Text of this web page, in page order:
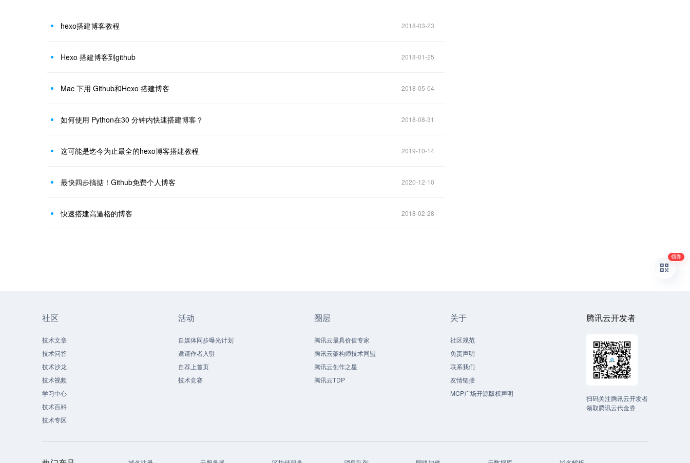
hexo搭建博客教程 2018-03-23
Hexo 搭建博客到github 2018-01-25
Mac 下用 Github和Hexo 搭建博客 2018-05-04
如何使用 Python在30 分钟内快速搭建博客？ 2018-08-31
这可能是迄今为止最全的hexo博客搭建教程 2019-10-14
最快四步搞掂！Github免费个人博客 2020-12-10
快速搭建高逼格的博客 2018-02-28
社区
技术文章
技术问答
技术沙龙
技术视频
学习中心
技术百科
技术专区
活动
自媒体同步曝光计划
邀请作者入驻
自荐上首页
技术竞赛
圈层
腾讯云最具价值专家
腾讯云架构师技术同盟
腾讯云创作之星
腾讯云TDP
关于
社区规范
免责声明
联系我们
友情链接
MCP广场开源版权声明
腾讯云开发者
扫码关注腾讯云开发者
领取腾讯云代金券
领券